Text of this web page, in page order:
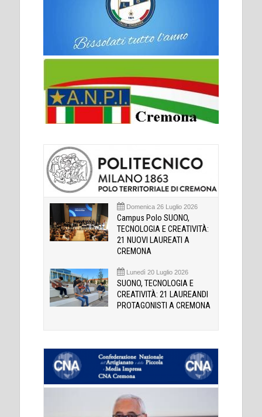
Domenica 26 Luglio 2026
Campus Polo SUONO,
TECNOLOGIA E CREATIVITÀ:
21 NUOVI LAUREATI A
CREMONA
Lunedì 20 Luglio 2026
SUONO, TECNOLOGIA E
CREATIVITÀ: 21 LAUREANDI
PROTAGONISTI A CREMONA